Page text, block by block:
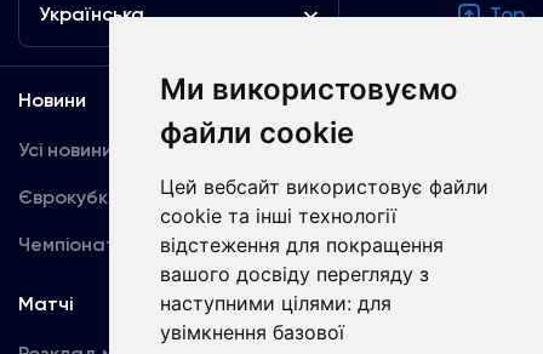
Ми використовуємо
файли cookie
Цей вебсайт використовує файли
cookie та інші технології
відстеження для покращення
вашого досвіду перегляду з
наступними цілями: для
увімкнення базової
Українська Top
Новини
Усі новини
Єврокубки
Чемпіонат України
Медіа
Динамо TV
Фотогалерея
Акредитація
Матчі Команда